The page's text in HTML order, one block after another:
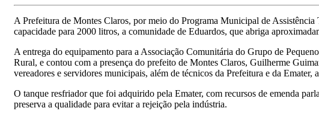
A Prefeitura de Montes Claros, por meio do Programa Municipal de
capacidade para 2000 litros, a comunidade de Eduardos, que abriga
A entrega do equipamento para a Associação Comunitária do Grupo de
Rural, e contou com a presença do prefeito de Montes Claros, Guilherme
vereadores e servidores municipais, além de técnicos da Prefeitura e da Emater,
O tanque resfriador que foi adquirido pela Emater, com recursos de emenda
preserva a qualidade para evitar a rejeição pela indústria.